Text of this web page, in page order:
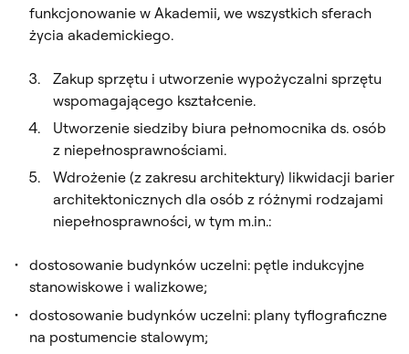
funkcjonowanie w Akademii, we wszystkich sferach
życia akademickiego.
Zakup sprzętu i utworzenie wypożyczalni sprzętu
wspomagającego kształcenie.
Utworzenie siedziby biura pełnomocnika ds. osób
z niepełnosprawnościami.
Wdrożenie (z zakresu architektury) likwidacji barier
architektonicznych dla osób z różnymi rodzajami
niepełnosprawności, w tym m.in.:
dostosowanie budynków uczelni: pętle indukcyjne
stanowiskowe i walizkowe;
dostosowanie budynków uczelni: plany tyflograficzne
na postumencie stalowym;